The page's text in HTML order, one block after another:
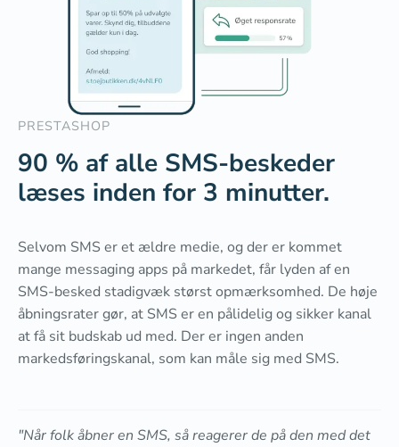
PRESTASHOP
90 % af alle SMS-beskeder
læses inden for 3 minutter.
Selvom SMS er et ældre medie, og der er kommet
mange messaging apps på markedet, får lyden af en
SMS-besked stadigvæk størst opmærksomhed. De høje
åbningsrater gør, at SMS er en pålidelig og sikker kanal
at få sit budskab ud med. Der er ingen anden
markedsføringskanal, som kan måle sig med SMS.
"Når folk åbner en SMS, så reagerer de på den med det